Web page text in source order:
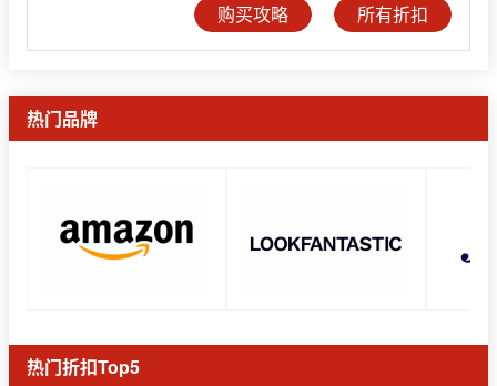
购买攻略 所有折扣
热门品牌
热门折扣Top5